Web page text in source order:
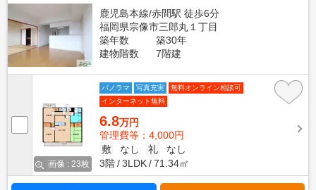
鹿児島本線/赤間駅 徒歩6分
福岡県宗像市三郎丸１丁目
築年数
築30年
建物階数
7階建
画像 : 23枚
パノラマ 写真充実
無料オンライン相談可
インターネット無料
6.8万円
管理費等：4,000円
敷
なし 礼
なし
3階
3LDK 71.34㎡